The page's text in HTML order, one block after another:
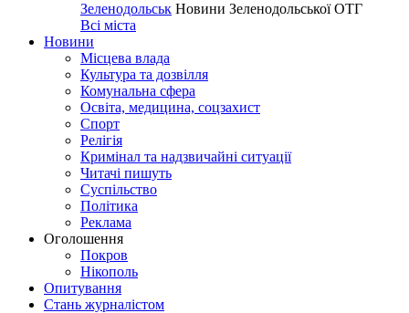
Зеленодольськ Новини Зеленодольської ОТГ
Всі міста
Новини
Місцева влада
Культура та дозвілля
Комунальна сфера
Освіта, медицина, соцзахист
Спорт
Релігія
Кримінал та надзвичайні ситуації
Читачі пишуть
Суспільство
Політика
Реклама
Оголошення
Покров
Нікополь
Опитування
Стань журналістом